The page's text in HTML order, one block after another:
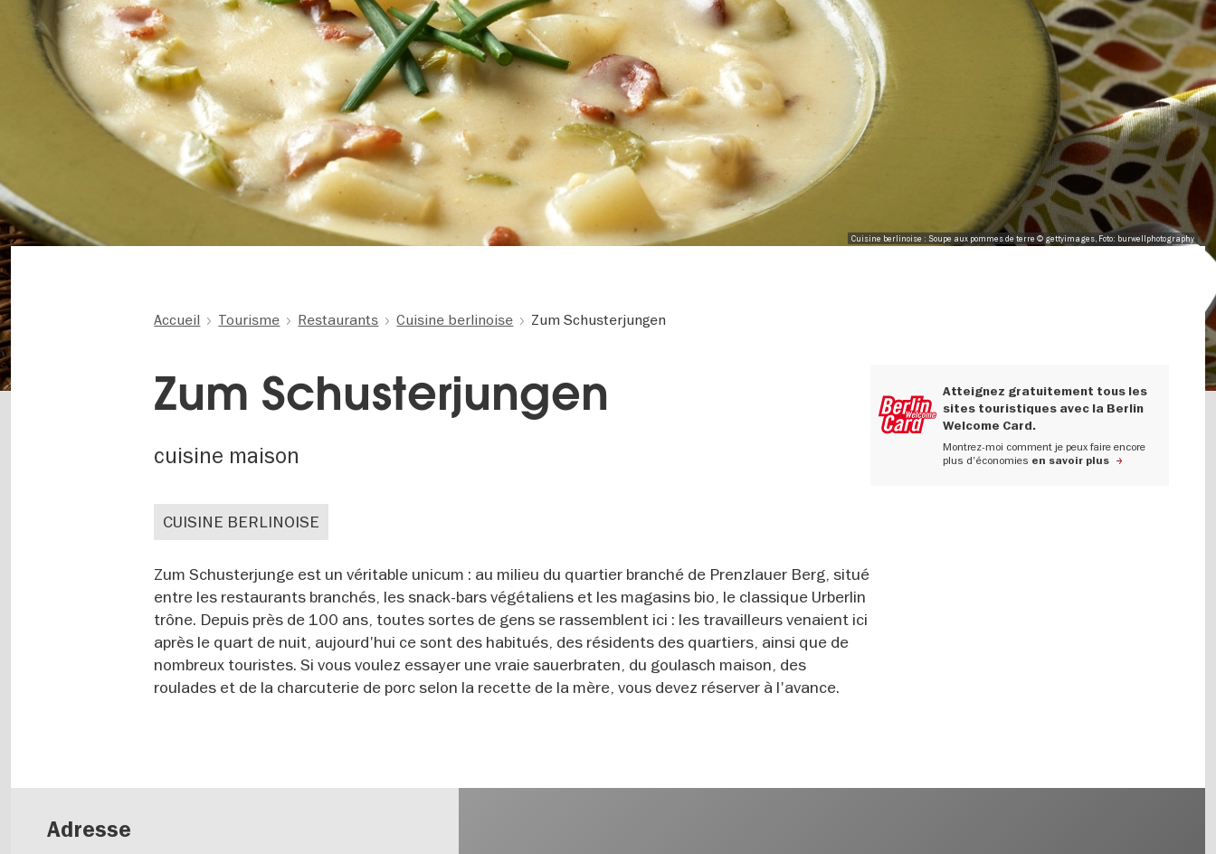
Cuisine berlinoise : Soupe aux pommes de terre © gettyimages, Foto: burwellphotography
Accueil Tourisme Restaurants Cuisine berlinoise Zum Schusterjungen
Zum Schusterjungen
cuisine maison
Atteignez gratuitement tous les
sites touristiques avec la Berlin
Welcome Card.
Montrez-moi comment je peux faire encore
plus d'économies en savoir plus
CUISINE BERLINOISE
Zum Schusterjunge est un véritable unicum : au milieu du quartier branché de Prenzlauer Berg, situé
entre les restaurants branchés, les snack-bars végétaliens et les magasins bio, le classique Urberlin
trône. Depuis près de 100 ans, toutes sortes de gens se rassemblent ici : les travailleurs venaient ici
après le quart de nuit, aujourd'hui ce sont des habitués, des résidents des quartiers, ainsi que de
nombreux touristes. Si vous voulez essayer une vraie sauerbraten, du goulasch maison, des
roulades et de la charcuterie de porc selon la recette de la mère, vous devez réserver à l'avance.
Adresse